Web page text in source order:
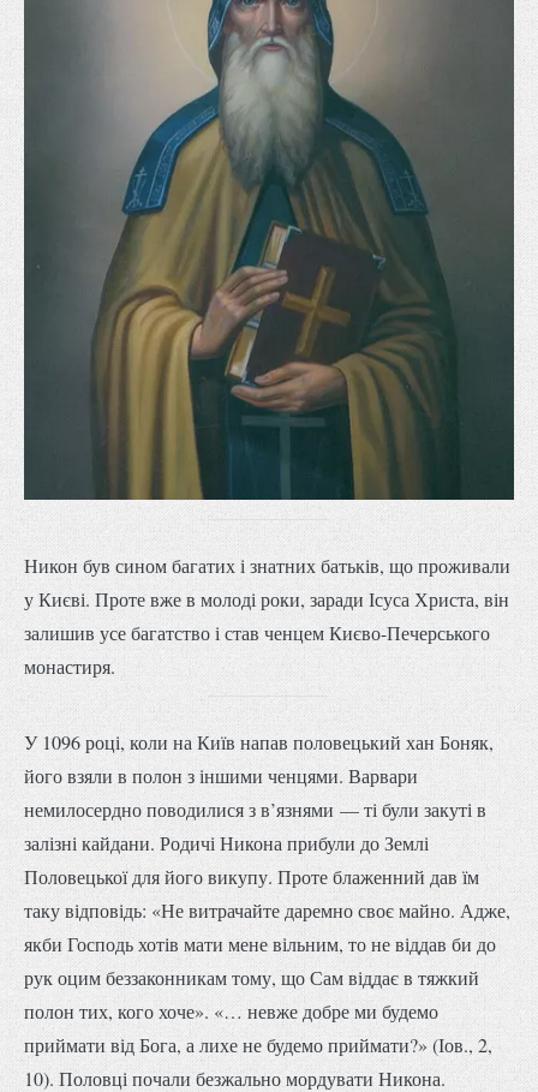
Никон був сином багатих і знатних батьків, що проживали
у Києві. Проте вже в молоді роки, заради Ісуса Христа, він
залишив усе багатство і став ченцем Києво-Печерського
монастиря.
У 1096 році, коли на Київ напав половецький хан Боняк,
його взяли в полон з іншими ченцями. Варвари
немилосердно поводилися з в’язнями — ті були закуті в
залізні кайдани. Родичі Никона прибули до Землі
Половецької для його викупу. Проте блаженний дав їм
таку відповідь: «Не витрачайте даремно своє майно. Адже,
якби Господь хотів мати мене вільним, то не віддав би до
рук оцим беззаконникам тому, що Сам віддає в тяжкий
полон тих, кого хоче». «… невже добре ми будемо
приймати від Бога, а лихе не будемо приймати?» (Іов., 2,
10). Половці почали безжально мордувати Никона.